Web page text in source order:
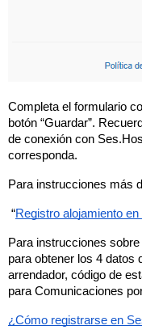
Completa el formulario
botón “Guardar”.
de conexión con
corresponda.
Para instrucciones más
“Registro alojamiento en
Para instrucciones
para obtener los 4 datos
arrendador, código de
para Comunicaciones
¿Cómo registrarse en